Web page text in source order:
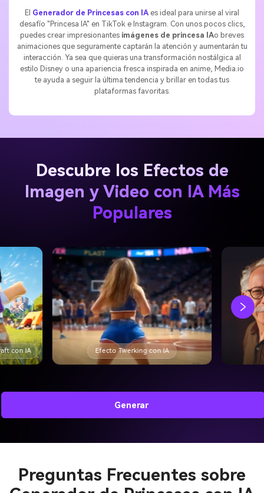
El Generador de Princesas con IA es ideal para unirse al viral
desafío "Princesa IA" en TikTok e Instagram. Con unos pocos clics,
puedes crear impresionantes imágenes de princesa IAo breves
animaciones que seguramente captarán la atención y aumentarán tu
interacción. Ya sea que quieras una transformación nostálgica al
estilo Disney o una apariencia fresca inspirada en anime, Media.io
te ayuda a seguir la última tendencia y brillar en todas tus
plataformas favoritas.
Descubre los Efectos de
Imagen y Video con IA Más
Populares
con IA Efecto Twerking con IA
Generar
Preguntas Frecuentes sobre